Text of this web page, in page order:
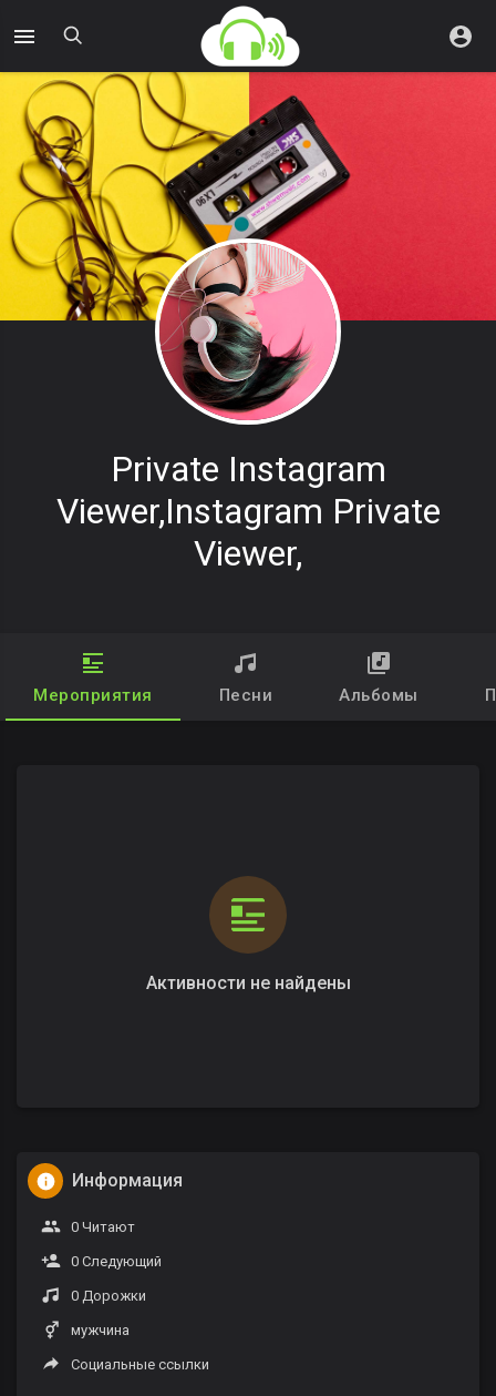
Private Instagram
Viewer,instagram Private
Viewer,
Мероприятия Песни Альбомы
Активности не найдены
Информация
0 Читают
0 Следующий
0 Дорожки
мужчина
Социальные ссылки